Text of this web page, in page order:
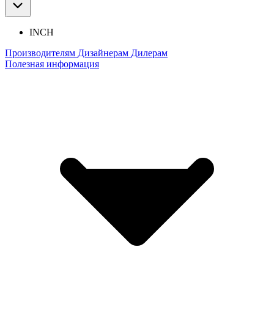
INCH
Производителям Дизайнерам Дилерам
Полезная информация